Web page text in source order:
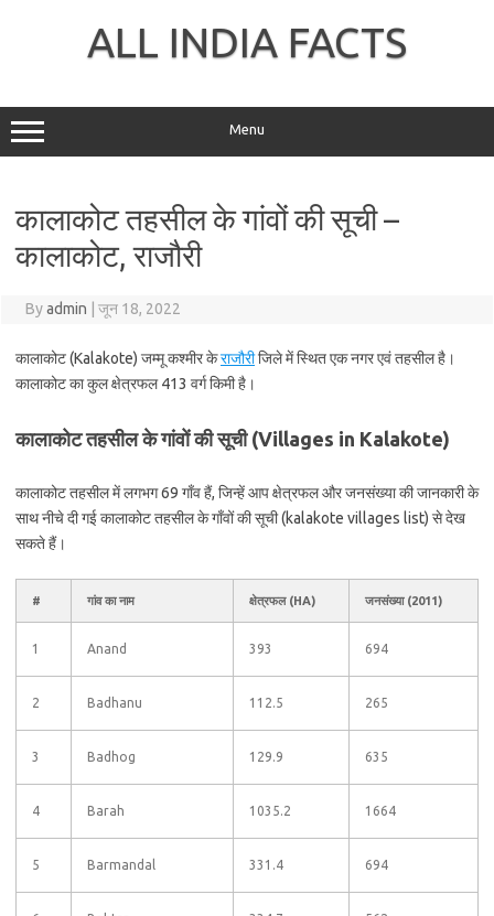
ALL INDIA FACTS
Menu
कालाकोट तहसील के गांवों की सूची –
कालाकोट, राजौरी
Byadmin जून 18, 2022
कालाकोट (Kalakote) जम्मू कश्मीर केराजौरीजिले में स्थित एक नगर एवं तहसील है।
कालाकोट का कुल क्षेत्रफल 413 वर्ग किमी है।
कालाकोट तहसील के गांवों की सूची (Villages in Kalakote)
कालाकोट तहसील में लगभग 69 गाँव हैं, जिन्हें आप क्षेत्रफल और जनसंख्या की जानकारी के
साथ नीचे दी गई कालाकोट तहसील के गाँवों की सूची (kalakote villages list) से देख
सकते हैं।
# गांव का नाम क्षेत्रफल (HA) जनसंख्या (2011)
1 Anand 393 694
2 Badhanu 112.5 265
3 Badhog 129.9 635
4 Barah 1035.2 1664
5 Barmandal 331.4 694